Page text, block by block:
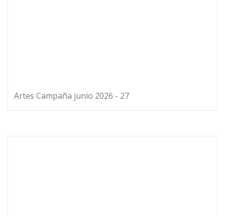
Artes Campaña junio 2026 - 27